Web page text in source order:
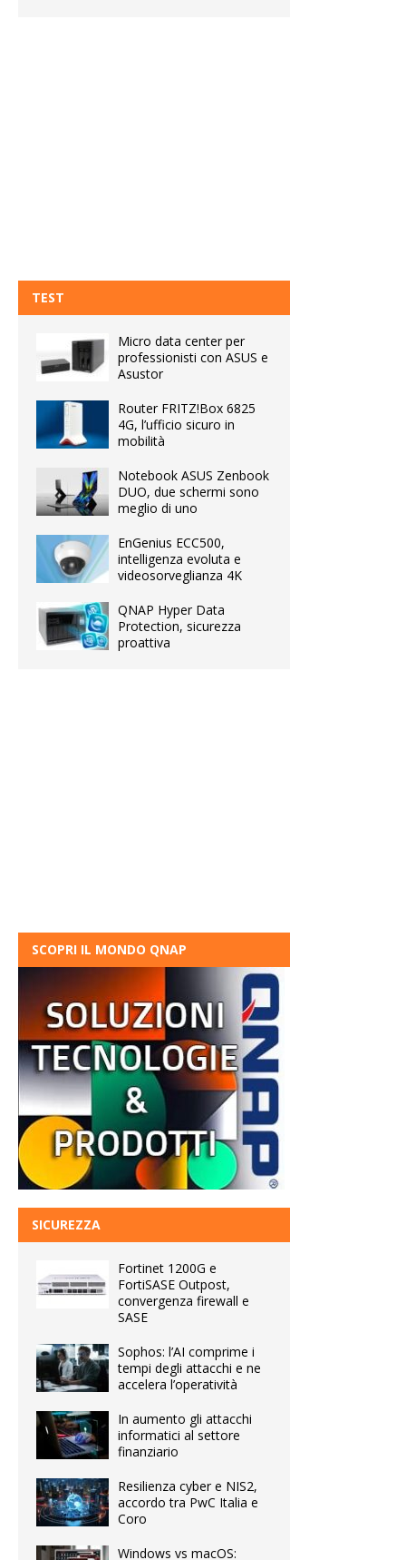
TEST
Micro data center per
professionisti con ASUS e
Asustor
Router FRITZ!Box 6825
4G, l’ufficio sicuro in
mobilità
Notebook ASUS Zenbook
DUO, due schermi sono
meglio di uno
EnGenius ECC500,
intelligenza evoluta e
videosorveglianza 4K
QNAP Hyper Data
Protection, sicurezza
proattiva
SCOPRI IL MONDO QNAP
SICUREZZA
Fortinet 1200G e
FortiSASE Outpost,
convergenza firewall e
SASE
Sophos: l’AI comprime i
tempi degli attacchi e ne
accelera l’operatività
In aumento gli attacchi
informatici al settore
finanziario
Resilienza cyber e NIS2,
accordo tra PwC Italia e
Coro
Windows vs macOS: